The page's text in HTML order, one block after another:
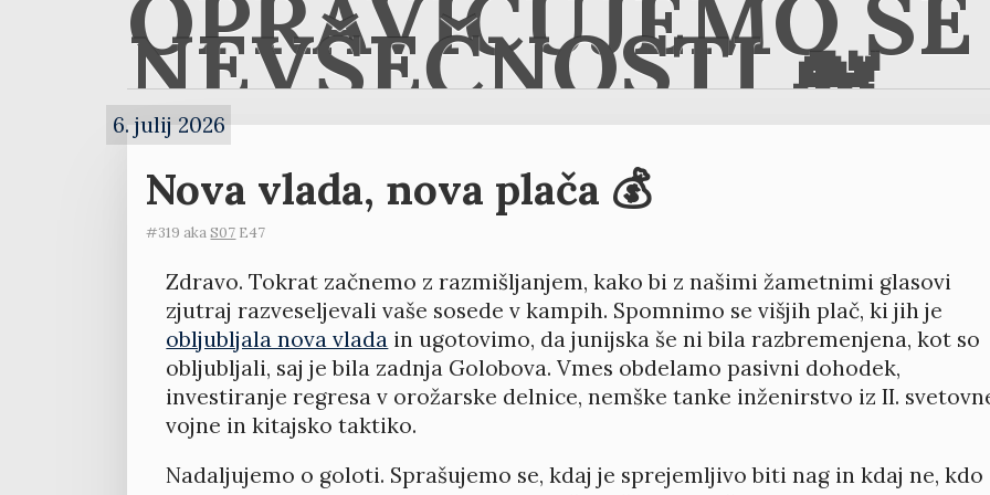
NEVŠEČNOSTI 🐋
6. julij 2026
Nova vlada, nova plača 💰
#319 akaS07 E47
Zdravo. Tokrat začnemo z razmišljanjem, kako bi z našimi žametnimi glasovi
zjutraj razveseljevali vaše sosede v kampih. Spomnimo se višjih plač, ki jih je
obljubljala nova vlada in ugotovimo, da junijska še ni bila razbremenjena, kot so
obljubljali, saj je bila zadnja Golobova. Vmes obdelamo pasivni dohodek,
investiranje regresa v orožarske delnice, nemške tanke inženirstvo iz II.
vojne in kitajsko taktiko.
Nadaljujemo o goloti. Sprašujemo se, kdaj je sprejemljivo biti nag in kdaj ne, kdo